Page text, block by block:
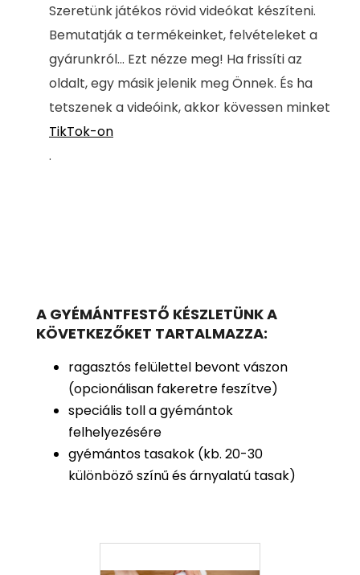
Szeretünk játékos rövid videókat készíteni.
Bemutatják a termékeinket, felvételeket a
gyárunkról... Ezt nézze meg! Ha frissíti az
oldalt, egy másik jelenik meg Önnek. És ha
tetszenek a videóink, akkor kövessen minket
TikTok-on
.
A GYÉMÁNTFESTŐ KÉSZLETÜNK A
KÖVETKEZŐKET TARTALMAZZA:
ragasztós felülettel bevont vászon
(opcionálisan fakeretre feszítve)
speciális toll a gyémántok
felhelyezésére
gyémántos tasakok (kb. 20-30
különböző színű és árnyalatú tasak)